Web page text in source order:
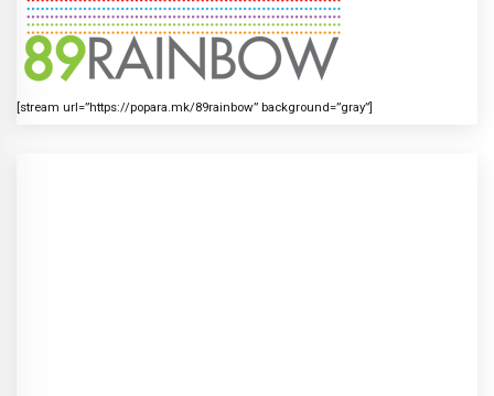
[stream url=”https://popara.mk/89rainbow” background=”gray”]